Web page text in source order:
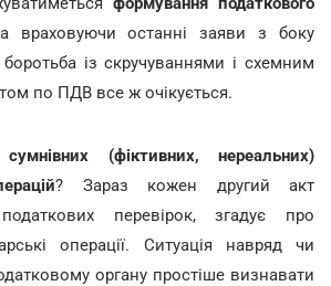
враховуючи останні заяви з боку
із скручуваннями і схемним
по ПДВ все ж очікується.
сумнівних (фіктивних, нереальних)
? Зараз кожен другий акт
перевірок, згадує про
операції. Ситуація навряд чи
органу простіше визнавати